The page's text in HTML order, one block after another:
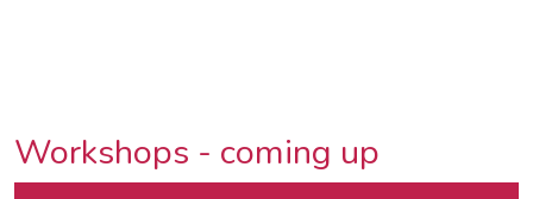
Workshops - coming up